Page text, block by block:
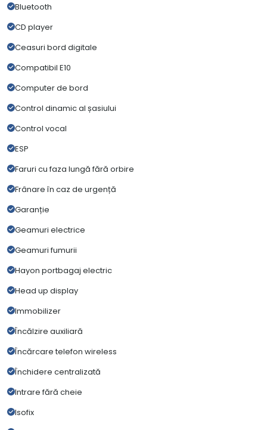
Bluetooth
CD player
Ceasuri bord digitale
Compatibil E10
Computer de bord
Control dinamic al șasiului
Control vocal
ESP
Faruri cu faza lungă fără orbire
Frânare în caz de urgență
Garanție
Geamuri electrice
Geamuri fumurii
Hayon portbagaj electric
Head up display
Immobilizer
Încălzire auxiliară
Încărcare telefon wireless
Închidere centralizată
Intrare fără cheie
Isofix